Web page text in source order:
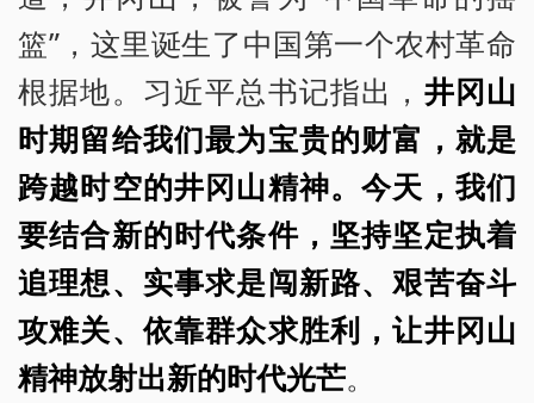
篮”，这里诞生了中国第一个农村革命
根据地。习近平总书记指出， 井冈山
时期留给我们最为宝贵的财富，就是
跨越时空的井冈山精神。今天，我们
要结合新的时代条件，坚持坚定执着
追理想、实事求是闯新路、艰苦奋斗
攻难关、依靠群众求胜利，让井冈山
精神放射出新的时代光芒。